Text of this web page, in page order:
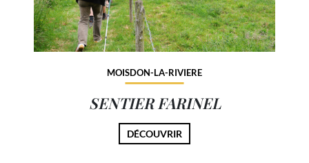
MOISDON-LA-RIVIERE
SENTIER FARINEL
DÉCOUVRIR